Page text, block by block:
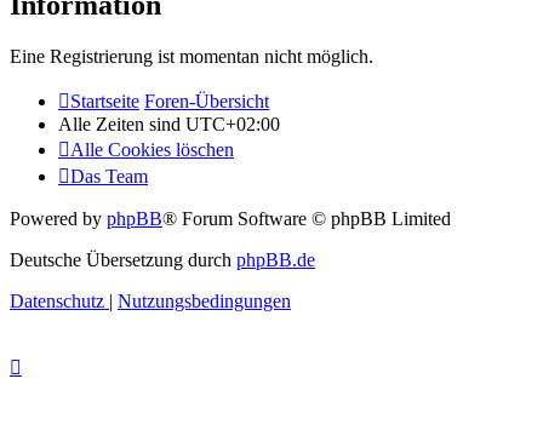
Eine Registrierung ist momentan nicht möglich.
Startseite Foren-Übersicht
Alle Zeiten sind UTC+02:00
Alle Cookies löschen
Das Team
Powered by phpBB® Forum Software © phpBB Limited
Deutsche Übersetzung durch phpBB.de
Datenschutz | Nutzungsbedingungen